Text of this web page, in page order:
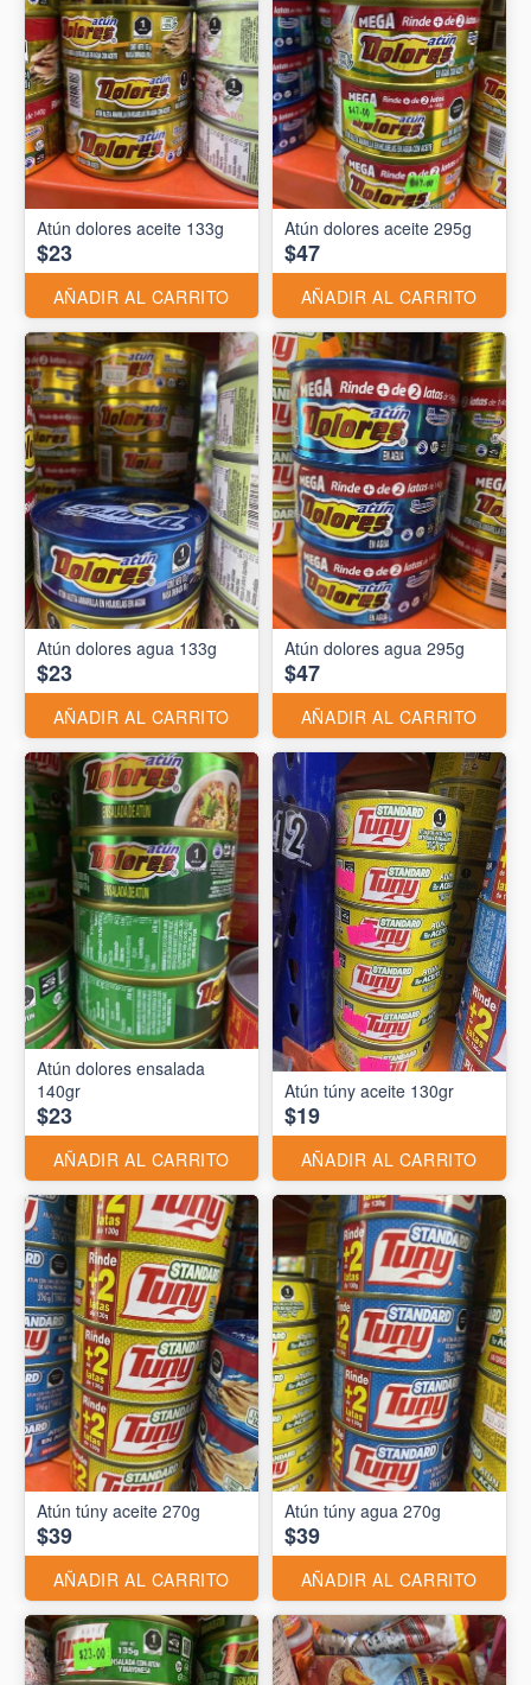
Atún dolores aceite 133g
$23
AÑADIR AL CARRITO
Atún dolores aceite 295g
$47
AÑADIR AL CARRITO
Atún dolores agua 133g
$23
AÑADIR AL CARRITO
Atún dolores agua 295g
$47
AÑADIR AL CARRITO
Atún dolores ensalada
140gr
$23
AÑADIR AL CARRITO
Atún túny aceite 130gr
$19
AÑADIR AL CARRITO
Atún túny aceite 270g
$39
AÑADIR AL CARRITO
Atún túny agua 270g
$39
AÑADIR AL CARRITO